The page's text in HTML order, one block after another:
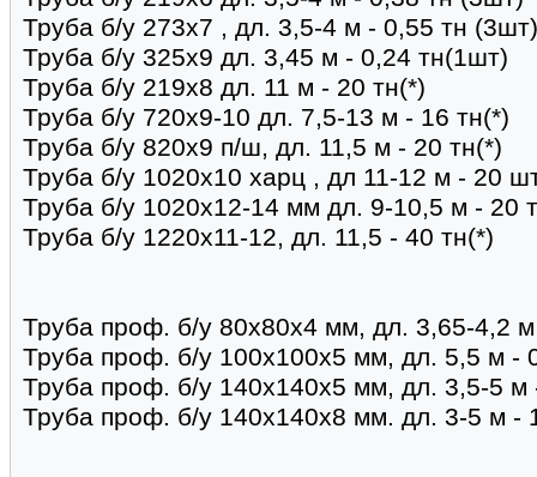
Труба б/у 273х7 , дл. 3,5-4 м - 0,55 тн (3шт)
Труба б/у 325х9 дл. 3,45 м - 0,24 тн(1шт)
Труба б/у 219х8 дл. 11 м - 20 тн(*)
Труба б/у 720х9-10 дл. 7,5-13 м - 16 тн(*)
Труба б/у 820х9 п/ш, дл. 11,5 м - 20 тн(*)
Труба б/у 1020х10 харц , дл 11-12 м - 20
Труба б/у 1020х12-14 мм дл. 9-10,5 м - 20
Труба б/у 1220х11-12, дл. 11,5 - 40 тн(*)
Труба проф. б/у 80х80х4 мм, дл. 3,65-4,2
Труба проф. б/у 100х100х5 мм, дл. 5,5 м -
Труба проф. б/у 140х140х5 мм, дл. 3,5-5 м
Труба проф. б/у 140х140х8 мм. дл. 3-5 м -